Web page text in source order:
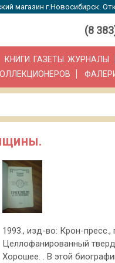
магазин г.Новосибирск.
(8
КНИГИ. ГАЗЕТЫ. ЖУРНАЛЫ
1993., изд-во: Крон-пресс.,
Целлофанированный
Хорошее. . В этой